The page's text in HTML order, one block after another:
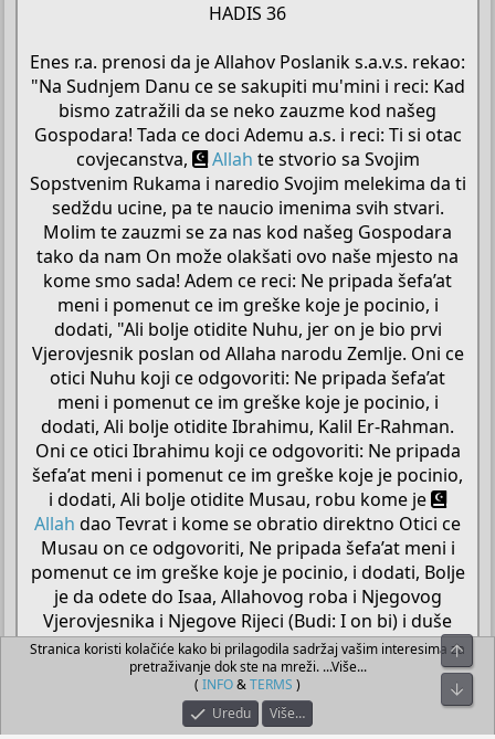
HADIS 36
Enes r.a. prenosi da je Allahov Poslanik s.a.v.s. rekao:
"Na Sudnjem Danu ce se sakupiti mu'mini i reci: Kad
bismo zatražili da se neko zauzme kod našeg
Gospodara! Tada ce doci Ademu a.s. i reci: Ti si otac
covjecanstva,
Allah te stvorio sa Svojim
Sopstvenim Rukama i naredio Svojim melekima da ti
sedždu ucine, pa te naucio imenima svih stvari.
Molim te zauzmi se za nas kod našeg Gospodara
tako da nam On može olakšati ovo naše mjesto na
kome smo sada! Adem ce reci: Ne pripada šefa’at
meni i pomenut ce im greške koje je pocinio, i
dodati, "Ali bolje otidite Nuhu, jer on je bio prvi
Vjerovjesnik poslan od Allaha narodu Zemlje. Oni ce
otici Nuhu koji ce odgovoriti: Ne pripada šefa’at
meni i pomenut ce im greške koje je pocinio, i
dodati, Ali bolje otidite Ibrahimu, Kalil Er-Rahman.
Oni ce otici Ibrahimu koji ce odgovoriti: Ne pripada
šefa’at meni i pomenut ce im greške koje je pocinio,
i dodati, Ali bolje otidite Musau, robu kome je
Allah dao Tevrat i kome se obratio direktno Otici ce
Musau on ce odgovoriti, Ne pripada šefa’at meni i
pomenut ce im greške koje je pocinio, i dodati, Bolje
je da odete do Isaa, Allahovog roba i Njegovog
Vjerovjesnika i Njegove Rijeci (Budi: I on bi) i duše
stvorene Njime. Otici ce Isau on ce reci: Ne pripada
šefa’at meni, ali bolje otidite Muhammedu ciji su
prošli i buduci grijesi oprošteni (od Allaha). Pa ce oni
doci meni i ja cu tražiti dozvolu Gospodara, i bit ce
Stranica koristi kolačiće kako bi prilagodila sadržaj vašim interesima za
pretraživanje dok ste na mreži. ...Više...
( INFO&TERMS )
Uredu
Više…
Top